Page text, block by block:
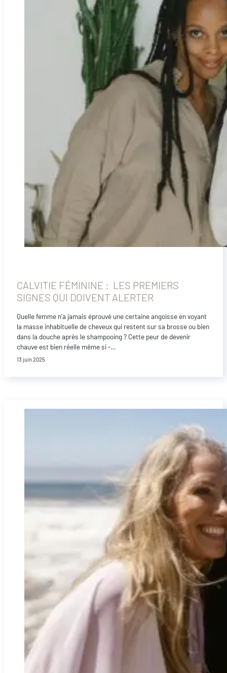
CALVITIE FÉMININE : LES PREMIERS
SIGNES QUI DOIVENT ALERTER
Quelle femme n’a jamais éprouvé une certaine angoisse en voyant
la masse inhabituelle de cheveux qui restent sur sa brosse ou bien
dans la douche après le shampooing ? Cette peur de devenir
chauve est bien réelle même si -…
13 juin 2025